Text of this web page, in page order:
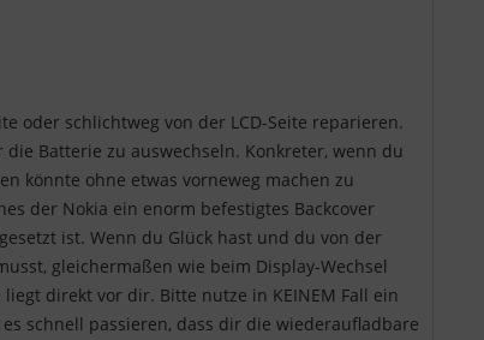
oder schlichtweg von der LCD-Seite reparieren.
Batterie zu auswechseln. Konkreter, wenn du
könnte ohne etwas vorneweg machen zu
der Nokia ein enorm befestigtes Backcover
ist. Wenn du Glück hast und du von der
gleichermaßen wie beim Display-Wechsel
direkt vor dir. Bitte nutze in KEINEM Fall ein
schnell passieren, dass dir die wiederaufladbare